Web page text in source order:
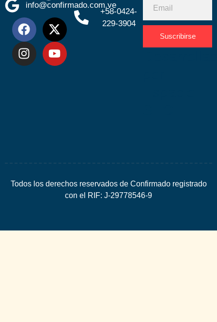
info@confirmado.com.ve
+58-0424-
229-3904
Suscribirse
Todos los derechos reservados de Confirmado registrado
con el RIF: J-29778546-9